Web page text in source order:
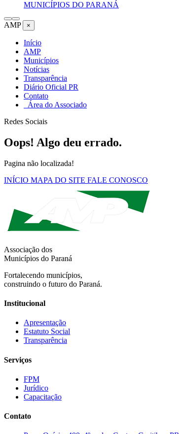
MUNICÍPIOS DO PARANÁ
AMP ×
Início
AMP
Municípios
Notícias
Transparência
Diário Oficial PR
Contato
Área do Associado
Redes Sociais
Oops! Algo deu errado.
Pagina não localizada!
INÍCIO MAPA DO SITE FALE CONOSCO
Associação dos
Municípios do Paraná
Fortalecendo municípios,
construindo o futuro do Paraná.
Institucional
Apresentação
Estatuto Social
Transparência
Serviços
FPM
Jurídico
Capacitação
Contato